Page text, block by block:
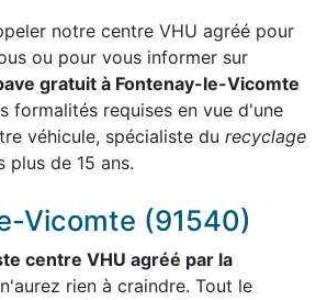
notre centre VHU agréé pour
ou pour vous informer sur
gratuit à Fontenay-le-Vicomte
formalités requises en vue d'une
véhicule, spécialiste du recyclage
plus de 15 ans.
Vicomte (91540)
centre VHU agréé par la
rien à craindre. Tout le